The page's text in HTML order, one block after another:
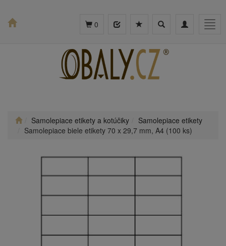
Toggle
Toggle
0
Samolepiace etikety a kotúčiky
Samolepiace etikety
Samolepiace biele etikety 70 x 29,7 mm, A4 (100 ks)